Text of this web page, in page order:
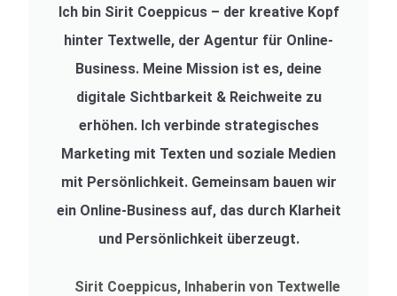
Ich bin Sirit Coeppicus – der kreative Kopf
hinter Textwelle, der Agentur für Online-
Business. Meine Mission ist es, deine
digitale Sichtbarkeit & Reichweite zu
erhöhen. Ich verbinde strategisches
Marketing mit Texten und soziale Medien
mit Persönlichkeit. Gemeinsam bauen wir
ein Online-Business auf, das durch Klarheit
und Persönlichkeit überzeugt.
Sirit Coeppicus, Inhaberin von Textwelle